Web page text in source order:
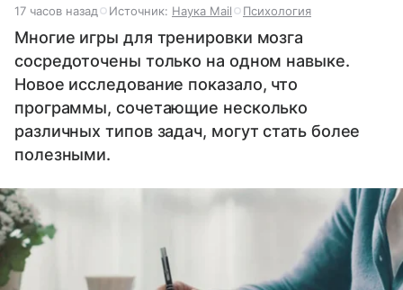
17 часов назад Источник: Наука Mail Психология
Многие игры для тренировки мозга
сосредоточены только на одном навыке.
Новое исследование показало, что
программы, сочетающие несколько
различных типов задач, могут стать более
полезными.